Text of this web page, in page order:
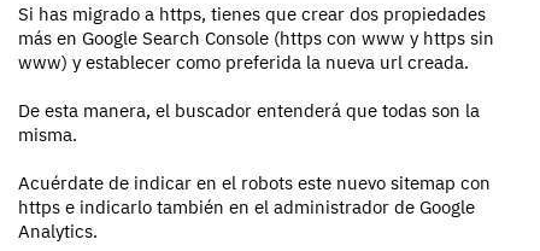
Si has migrado a https, tienes que crear dos propiedades
más en Google Search Console (https con www y https sin
www) y establecer como preferida la nueva url creada.
De esta manera, el buscador entenderá que todas son la
misma.
Acuérdate de indicar en el robots este nuevo sitemap con
https e indicarlo también en el administrador de Google
Analytics.